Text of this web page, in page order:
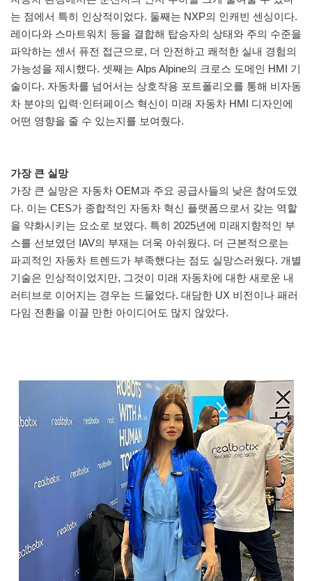
는 점에서 특히 인상적이었다. 둘째는 NXP의 인캐빈 센싱이다.
레이다와 스마트워치 등을 결합해 탑승자의 상태와 주의 수준을
파악하는 센서 퓨전 접근으로, 더 안전하고 쾌적한 실내 경험의
가능성을 제시했다. 셋째는 Alps Alpine의 크로스 도메인 HMI 기
술이다. 자동차를 넘어서는 상호작용 포트폴리오를 통해 비자동
차 분야의 입력·인터페이스 혁신이 미래 자동차 HMI 디자인에
어떤 영향을 줄 수 있는지를 보여줬다.
가장 큰 실망
가장 큰 실망은 자동차 OEM과 주요 공급사들의 낮은 참여도였
다. 이는 CES가 종합적인 자동차 혁신 플랫폼으로서 갖는 역할
을 약화시키는 요소로 보였다. 특히 2025년에 미래지향적인 부
스를 선보였던 IAV의 부재는 더욱 아쉬웠다. 더 근본적으로는
파괴적인 자동차 트렌드가 부족했다는 점도 실망스러웠다. 개별
기술은 인상적이었지만, 그것이 미래 자동차에 대한 새로운 내
러티브로 이어지는 경우는 드물었다. 대담한 UX 비전이나 패러
다임 전환을 이끌 만한 아이디어도 많지 않았다.